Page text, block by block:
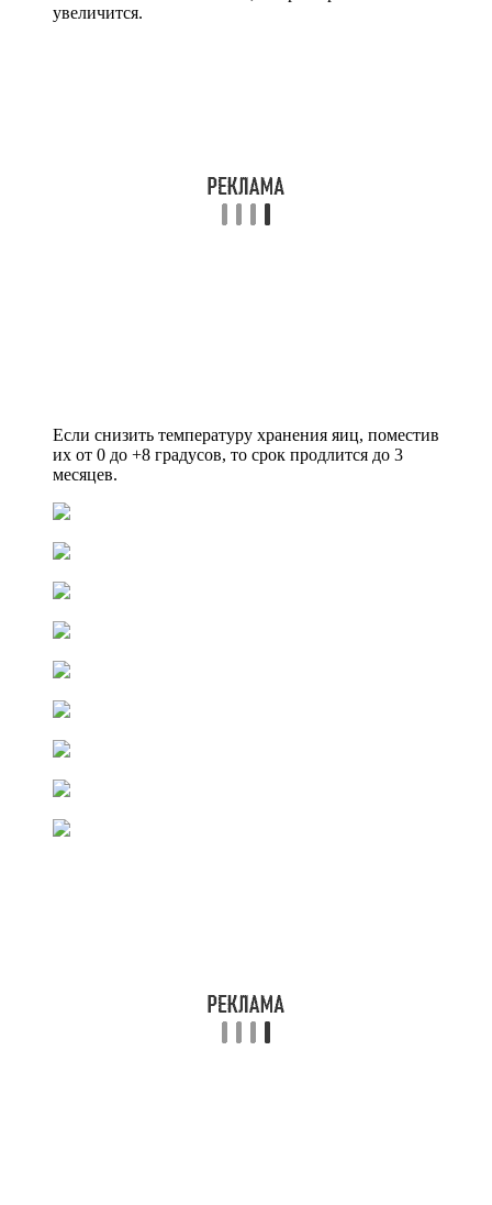
увеличится.
Если снизить температуру хранения яиц, поместив
их от 0 до +8 градусов, то срок продлится до 3
месяцев.